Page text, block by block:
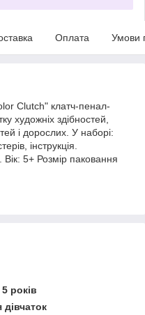
Оплата Умови
Clutch" клатч-пенал-
художніх здібностей,
і дорослих. У наборі:
інструкція.
5+ Розмір паковання
5 років
дівчаток